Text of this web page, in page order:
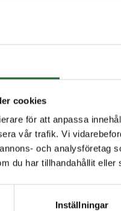
cookies
för att anpassa
vår trafik. Vi
och analysföretag
du har tillhandahållit
Inställningar
E2.609 -2Z/C3 SKF 9x24x7
polyamidhållare
köpt denna produkten har